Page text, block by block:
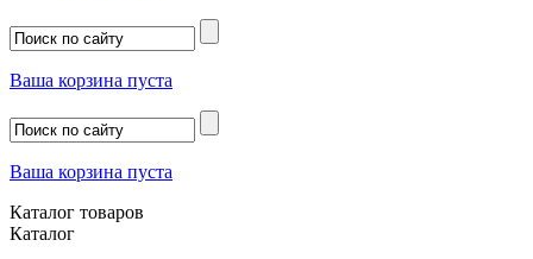
Ваша корзина пуста
Ваша корзина пуста
Каталог товаров
Каталог